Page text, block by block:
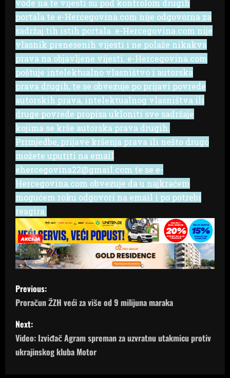
vode na te vijesti su pod kontrolom drugih
portala te e-Hercegovina.com nije odgovorna za
sadržaj tih istih portala. e-Hercegovina.com nije
vlasnik prenesenih vijesti i ne polaže nikakva
prava na objavljene vijesti. e-Hercegovina.com
poštuje intelektualno vlasništvo i autorska
prava drugih, te se obvezuje po prijavi povrede
autorskih prava, intelektualnog vlasništva ili
druge povrede propisa ukloniti sve sadržaje
kojima se krše autorska prava drugih.
Primjedbe, prijave kršenja prava ili nešto drugo
možete uputiti na email
ehercegovina22@gmail.com te se e-
Hercegovina.com obvezuje da u najkraćem
mogućem roku odgovori na email i po potrebi
reagira.
P
o
s
t
Previous:
Proračun ŽZH veći za više od 9 milijuna maraka
Next:
Video: Izviđač Agram spreman za uzvratnu utakmicu protiv
ukrajinskog kluba Motor